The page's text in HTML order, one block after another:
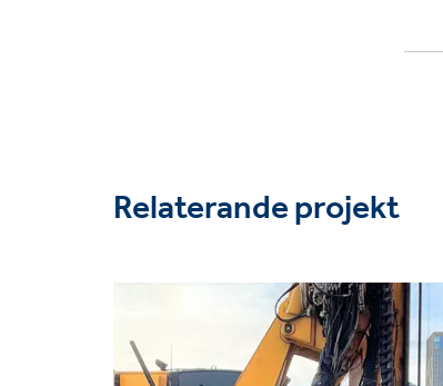
Relaterande projekt
Project
Lösningar
Grundförstärkning